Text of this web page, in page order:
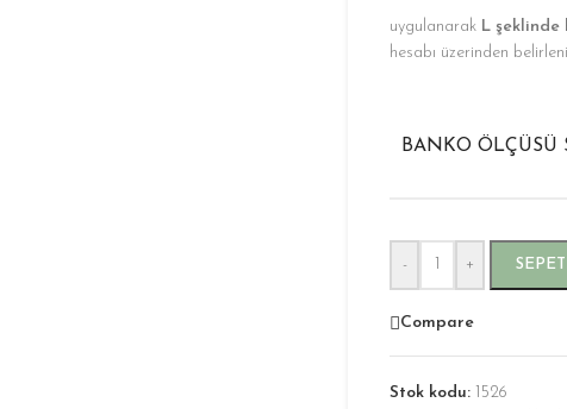
uygulanarak L şeklinde
hesabı üzerinden
BANKO ÖLÇÜSÜ
- +
Compare
Stok kodu: 1526